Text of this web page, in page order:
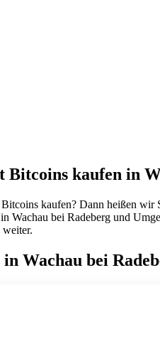
kaufen in
kaufen? Dann heißen
Wachau bei Radeberg und
weiter.
Wachau bei